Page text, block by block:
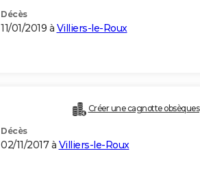
Décès
11/01/2019 à Villiers-le-Roux
Créer une cagnotte obsèques
Décès
02/11/2017 à Villiers-le-Roux